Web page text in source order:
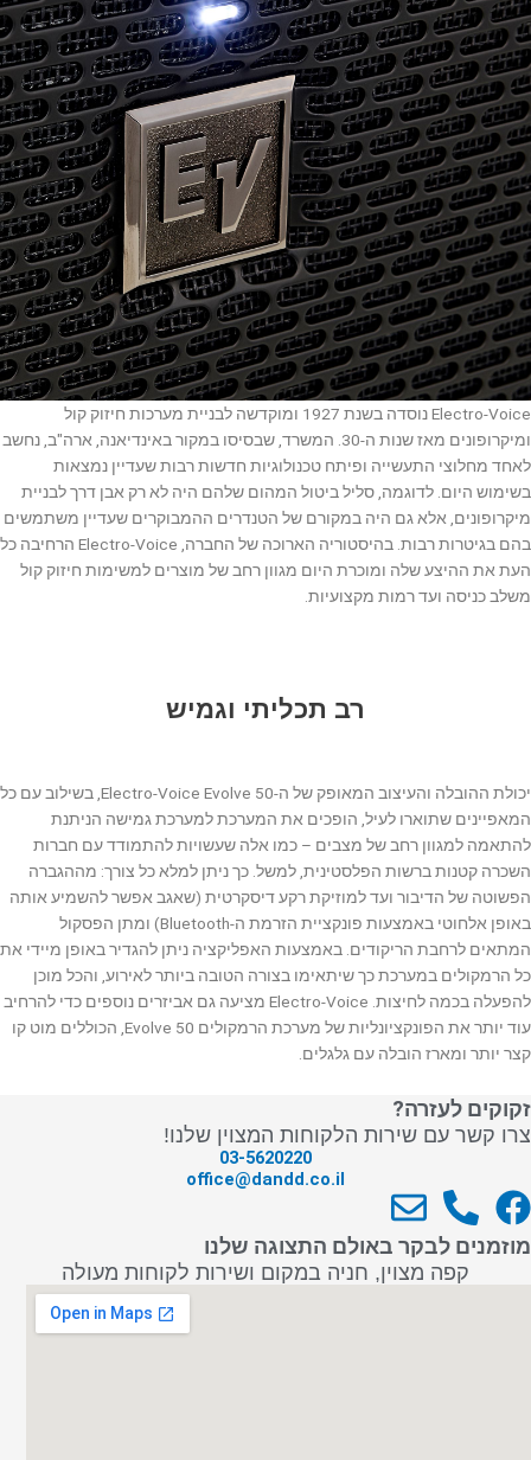
Electro-Voice נוסדה בשנת 1927 ומוקדשה לבניית מערכות חיזוק קול
ומיקרופונים מאז שנות ה-30. המשרד, שבסיסו במקור באינדיאנה, ארה"ב, נחשב
לאחד מחלוצי התעשייה ופיתח טכנולוגיות חדשות רבות שעדיין נמצאות
בשימוש היום. לדוגמה, סליל ביטול המהום שלהם היה לא רק אבן דרך לבניית
מיקרופונים, אלא גם היה במקורם של הטנדרים ההמבוקרים שעדיין משתמשים
בהם בגיטרות רבות. בהיסטוריה הארוכה של החברה, Electro-Voice הרחיבה כל
העת את ההיצע שלה ומוכרת היום מגוון רחב של מוצרים למשימות חיזוק קול
משלב כניסה ועד רמות מקצועיות.
רב תכליתי וגמיש
יכולת ההובלה והעיצוב המאופק של ה-Electro-Voice Evolve 50, בשילוב עם כל
המאפיינים שתוארו לעיל, הופכים את המערכת למערכת גמישה הניתנת
להתאמה למגוון רחב של מצבים – כמו אלה שעשויות להתמודד עם חברות
השכרה קטנות ברשות הפלסטינית, למשל. כך ניתן למלא כל צורך: מההגברה
הפשוטה של הדיבור ועד למוזיקת רקע דיסקרטית (שאגב אפשר להשמיע אותה
באופן אלחוטי באמצעות פונקציית הזרמת ה-Bluetooth) ומתן הפסקול
המתאים לרחבת הריקודים. באמצעות האפליקציה ניתן להגדיר באופן מיידי את
כל הרמקולים במערכת כך שיתאימו בצורה הטובה ביותר לאירוע, והכל מוכן
להפעלה בכמה לחיצות. Electro-Voice מציעה גם אביזרים נוספים כדי להרחיב
עוד יותר את הפונקציונליות של מערכת הרמקולים Evolve 50, הכוללים מוט קו
קצר יותר ומארז הובלה עם גלגלים.
זקוקים לעזרה?
צרו קשר עם שירות הלקוחות המצוין שלנו!
03-5620220
office@dandd.co.il
F
a
P
h
o
E
n
v
מוזמנים לבקר באולם התצוגה שלנו
קפה מצוין, חניה במקום ושירות לקוחות מעולה